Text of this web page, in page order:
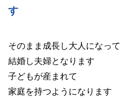
す
そのまま成長し大人になって
結婚し夫婦となります
子どもが産まれて
家庭を持つようになります